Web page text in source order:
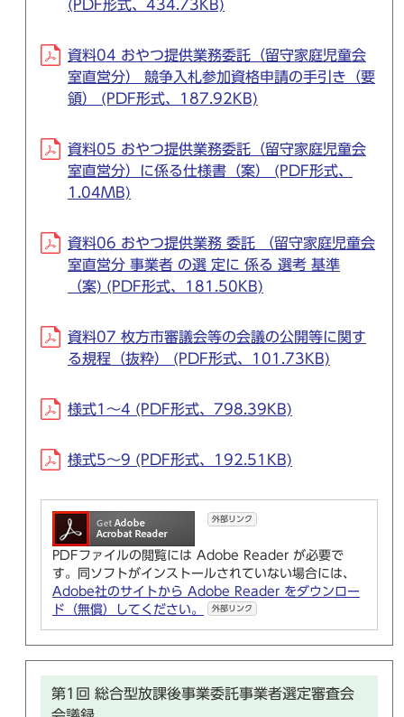
(PDF形式、434.73KB)
資料04 おやつ提供業務委託（留守家庭児童会
室直営分） 競争入札参加資格申請の手引き（要
領） (PDF形式、187.92KB)
資料05 おやつ提供業務委託（留守家庭児童会
室直営分）に係る仕様書（案） (PDF形式、
1.04MB)
資料06 おやつ提供業務 委託 （留守家庭児童会
室直営分 事業者 の選 定に 係る 選考 基準
（案) (PDF形式、181.50KB)
資料07 枚方市審議会等の会議の公開等に関す
る規程（抜粋） (PDF形式、101.73KB)
様式1～4 (PDF形式、798.39KB)
様式5～9 (PDF形式、192.51KB)
外部リンク
PDFファイルの閲覧には Adobe Reader が必要で
す。同ソフトがインストールされていない場合には、
Adobe社のサイトから Adobe Reader をダウンロー
ド（無償）してください。
外部リンク
第1回 総合型放課後事業委託事業者選定審査会